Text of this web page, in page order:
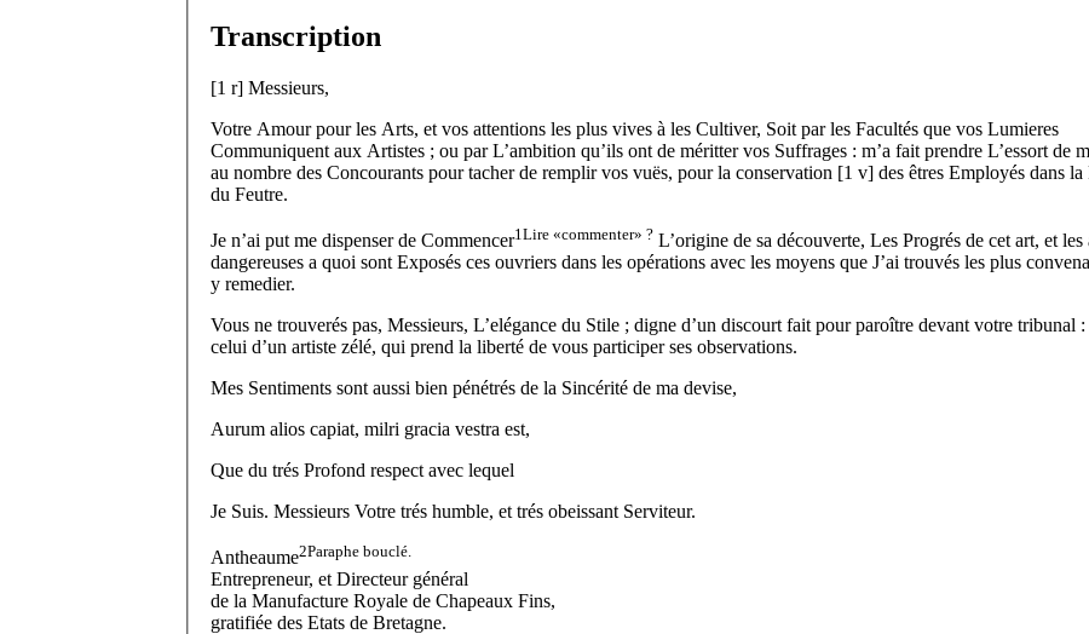
Transcription
[1 r] Messieurs,
Votre Amour pour les Arts, et vos attentions les plus vives à les Cultiver, Soit par les Facultés que vos Lumieres
Communiquent aux Artistes ; ou par L’ambition qu’ils ont de méritter vos Suffrages : m’a fait prendre L’essort de
au nombre des Concourants pour tacher de remplir vos vuës, pour la conservation [1 v] des êtres Employés dans
du Feutre.
Je n’ai put me dispenser de Commencer1 Lire commenter ? L’origine de sa découverte, Les Progrés de cet art, et
dangereuses a quoi sont Exposés ces ouvriers dans les opérations avec les moyens que J’ai trouvés les plus
y remedier.
Vous ne trouverés pas, Messieurs, L’elégance du Stile ; digne d’un discourt fait pour paroître devant votre tribunal
celui d’un artiste zélé, qui prend la liberté de vous participer ses observations.
Mes Sentiments sont aussi bien pénétrés de la Sincérité de ma devise,
Aurum alios capiat, milri gracia vestra est,
Que du trés Profond respect avec lequel
Je Suis. Messieurs Votre trés humble, et trés obeissant Serviteur.
Antheaume2Paraphe bouclé.
Entrepreneur, et Directeur général
de la Manufacture Royale de Chapeaux Fins,
gratifiée des Etats de Bretagne.